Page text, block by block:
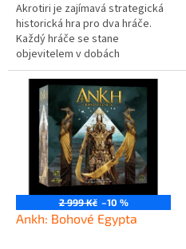
Akrotiri je zajímavá strategická
historická hra pro dva hráče.
Každý hráče se stane
objevitelem v dobách
starověkého Řecka. Hráči
hledají v Egejském moři
mínojské chrámy a z...
2 999 Kč –10 %
Ankh: Bohové Egypta